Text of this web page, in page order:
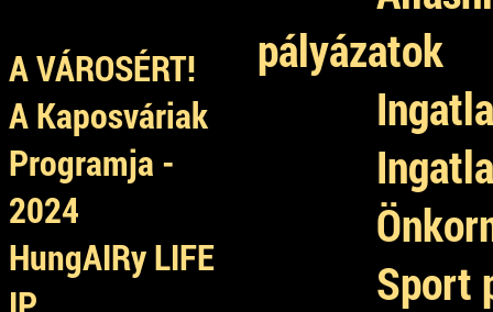
A VÁROSÉRT!
A Kaposváriak
Programja -
2024
HungAIRy LIFE
pályázatok
Sport